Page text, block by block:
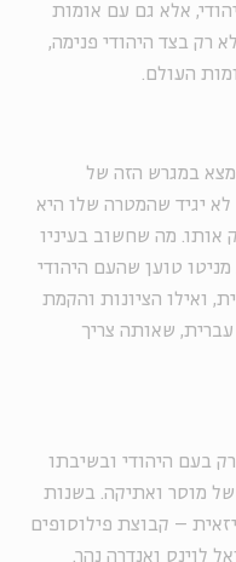
אלא גם עם אומות
רק בצד היהודי פנימה,
העולם.
במגרש הזה של
יגיד שהמטרה שלו היא
אותו. מה שחשוב בעיניו
טוען שהעם היהודי
ואילו הציונות והקמת
שאותה צריך
בעם היהודי ובשיבתו
של מוסר ואתיקה. בשנות
– קבוצת פילוסופים
לוינס ואנדרה נהר.